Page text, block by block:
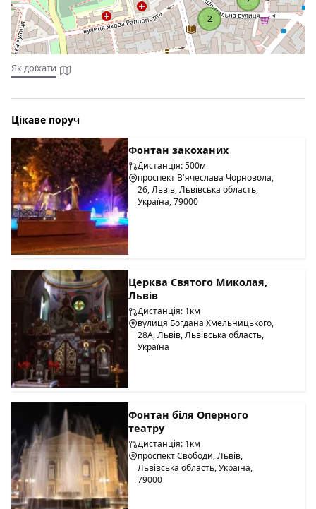
2
Як доїхати
Цікаве поруч
Фонтан закоханих
Дистанція: 500м
проспект В'ячеслава Чорновола,
26, Львів, Львівська область,
Україна, 79000
Церква Святого Миколая,
Львів
Дистанція: 1км
вулиця Богдана Хмельницького,
28А, Львів, Львівська область,
Україна
Фонтан біля Оперного
театру
Дистанція: 1км
проспект Свободи, Львів,
Львівська область, Україна,
79000